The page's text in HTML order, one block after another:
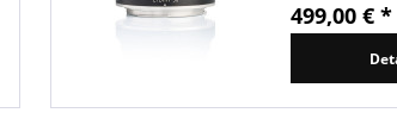
499,00 € *